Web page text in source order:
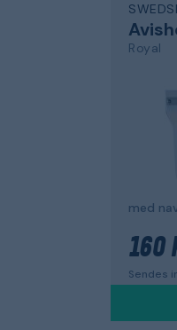
Royal
med
160
Sendes